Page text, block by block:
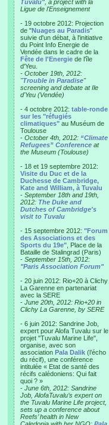
Tuvalu", a project with la
Ligue de l'Enseignement
- 19 octobre 2012: Projection
de "Nuages au Paradis"
suivie d'un débat, à l'initiative
du Point Info Energie de
Vendée dans le cadre de la
Fête de l'Energie de l'île
d'Yeu.
- October 19th, 2012:
"Trouble in Paradise"
screening and debate at Ile
d'Yeu (Vendée)
- 4 octobre 2012: table-ronde
sur les "réfugiés
climatiques" au Muséum de
Toulouse
- October 4th, 2012: “Climate
Refugees” Conference at
the Museum (Toulouse)
- 18 et 19 septembre 2012:
Visite du Duc et de la
Duchesse de Cambridge,
Kate and William, à Tuvalu
- September 18th and 19th,
2012: The Duke and
Dutches of Cambridge's
visit to Tuvalu
- 15 septembre 2012: "Forum
des Associations et des
Sports du 19e" , Place de la
Bataille de Stalingrad (Paris)
- September 15th, 2012:
"Paris Association Forum"
- 20 juin 2012: Rio+20 à Clichy
La Garenne en partenariat
avec la SERE
- June 20th, 2012: Rio+20 in
Clichy La Garenne, by SERE
- 6 juin 2012: Sandrine Job,
expert pour Alofa Tuvalu sur le
projet "Tuvalu Marine Life",
organise, avec son
association Pala Dalik (l’écho
du récif), une conférence
intitulée « Etat de santé des
récifs calédoniens: Qui fait
quoi ? »
- June 6th, 2012: Sandrine
Job, AlofaTuvalu’s expert on
the Tuvalu Marine Life project,
sets up a conference about
Reefs’ health in New